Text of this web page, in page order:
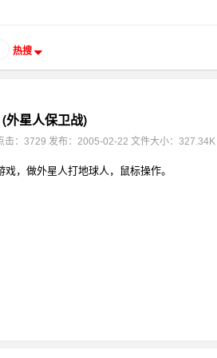
热搜
外星人保卫战)
击：3729 发布：2005-02-22 文件大小：327.34K
，做外星人打地球人，鼠标操作。